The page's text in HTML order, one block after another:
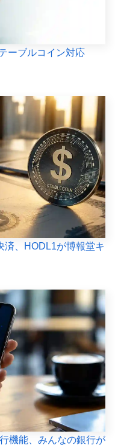
ーブルコイン対応
済、HODL1が博報堂キ
機能、みんなの銀行が